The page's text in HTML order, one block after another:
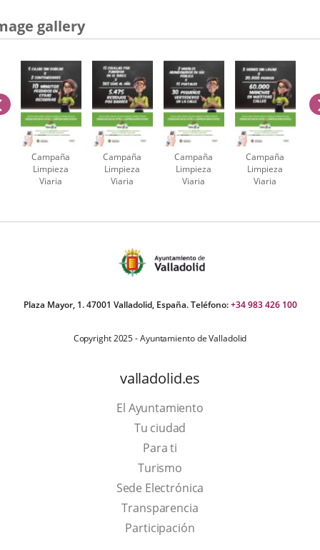
gallery
Campaña
Limpieza
Viaria
Campaña
Limpieza
Viaria
Campaña
Limpieza
Viaria
Campaña
Limpieza
Viaria
previus
Plaza Mayor, 1. 47001 Valladolid, España. Teléfono:+34 983 426 100
Copyright 2025 - Ayuntamiento de Valladolid
valladolid.es
El Ayuntamiento
Tu ciudad
Para ti
TurismoThis
link
will
open
Sede Electrónica
Transparencia
Participación